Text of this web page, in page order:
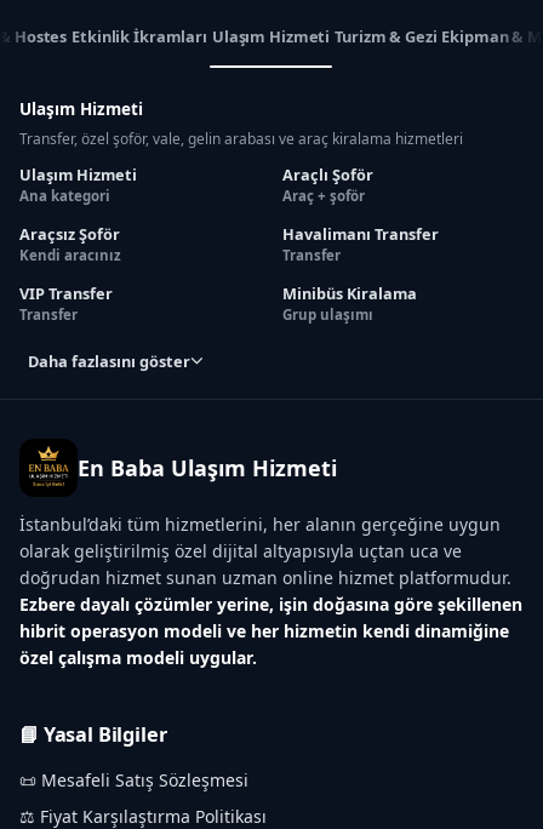
Hostes Etkinlik İkramları Ulaşım Hizmeti Turizm & Gezi Ekipman &
Ulaşım Hizmeti
Transfer, özel şoför, vale, gelin arabası ve araç kiralama hizmetleri
Ulaşım Hizmeti
Ana kategori
Araçlı Şoför
Araç + şoför
Araçsız Şoför
Kendi aracınız
Havalimanı Transfer
Transfer
VIP Transfer
Transfer
Minibüs Kiralama
Grup ulaşımı
Daha fazlasını göster
En Baba Ulaşım Hizmeti
İstanbul’daki tüm hizmetlerini, her alanın gerçeğine uygun
olarak geliştirilmiş özel dijital altyapısıyla uçtan uca ve
doğrudan hizmet sunan uzman online hizmet platformudur.
Ezbere dayalı çözümler yerine, işin doğasına göre şekillenen
hibrit operasyon modeli ve her hizmetin kendi dinamiğine
özel çalışma modeli uygular.
📘 Yasal Bilgiler
📜 Mesafeli Satış Sözleşmesi
⚖️ Fiyat Karşılaştırma Politikası